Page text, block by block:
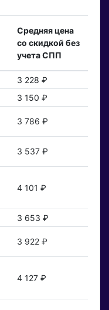
Средняя цена
со скидкой без
учета СПП
3 228 ₽
3 150 ₽
3 786 ₽
3 537 ₽
4 101 ₽
3 653 ₽
3 922 ₽
4 127 ₽